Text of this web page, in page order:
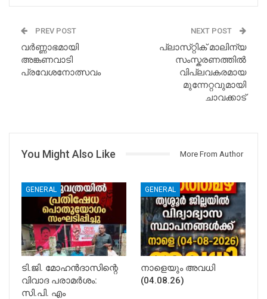
PREV POST
വർണ്ണാഭമായി
അങ്കണവാടി
പ്രവേശനോത്സവം
NEXT POST
പ്ലാസ്‌റ്റിക് മാലിന്യ
സംസ്കരണത്തിൽ
വിപ്ലവകരമായ
മുന്നേറ്റവുമായി
ചാവക്കാട്
You Might Also Like More From Author
GENERAL
ടി.ജി. മോഹൻദാസിന്റെ
വിവാദ പരാമർശം:
സി.പി. എം
GENERAL
നാളെയും അവധി
(04.08.26)